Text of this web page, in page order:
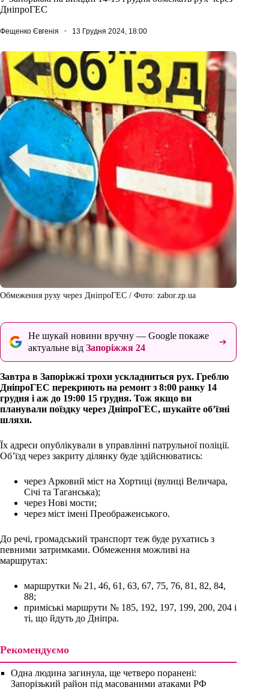
ДніпроГЕС
Фещенко Євгенія 13 Грудня 2024, 18:00
Обмеження руху через ДніпроГЕС / Фото: zabor.zp.ua
Не шукай новини вручну — Google покаже
актуальне від Запоріжжя 24
Завтра в Запоріжжі трохи ускладниться рух. Греблю
ДніпроГЕС перекриють на ремонт з 8:00 ранку 14
грудня і аж до 19:00 15 грудня. Тож якщо ви
планували поїздку через ДніпроГЕС, шукайте об’їзні
шляхи.
Їх адреси опублікували в управлінні патрульної поліції.
Об’їзд через закриту ділянку буде здійснюватись:
через Арковий міст на Хортиці (вулиці Величара,
Січі та Таганська);
через Нові мости;
через міст імені Преображенського.
До речі, громадський транспорт теж буде рухатись з
певними затримками. Обмеження можливі на
маршрутах:
маршрутки № 21, 46, 61, 63, 67, 75, 76, 81, 82, 84,
88;
приміські маршрути № 185, 192, 197, 199, 200, 204 і
ті, що йдуть до Дніпра.
Рекомендуємо
Одна людина загинула, ще четверо поранені:
Запорізький район під масованими атаками РФ